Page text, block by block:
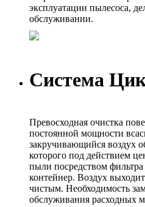
эксплуатации пылесоса,
обслуживании.
Система
Превосходная очистка
постоянной мощности
закручивающийся воздух
которого под действием
пыли посредством
контейнер. Воздух
чистым. Необходимость
обслуживания расходных